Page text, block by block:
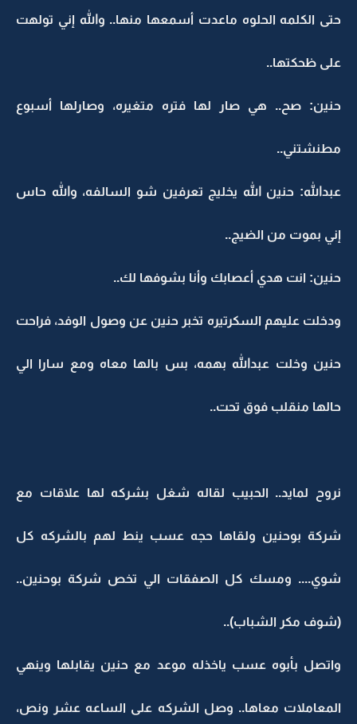
حتى الكلمه الحلوه ماعدت أسمعها منها.. والله إني تولهت
على ظحكتها..
حنين: صح.. هي صار لها فتره متغيره، وصارلها أسبوع
مطنشتني..
عبدالله: حنين الله يخليج تعرفين شو السالفه، والله حاس
إني بموت من الضيج..
حنين: انت هدي أعصابك وأنا بشوفها لك..
ودخلت عليهم السكرتيره تخبر حنين عن وصول الوفد، فراحت
حنين وخلت عبدالله بهمه، بس بالها معاه ومع سارا الي
حالها منقلب فوق تحت..
نروح لمايد.. الحبيب لقاله شغل بشركه لها علاقات مع
شركة بوحنين ولقاها حجه عسب ينط لهم بالشركه كل
شوي.... ومسك كل الصفقات الي تخص شركة بوحنين..
(شوف مكر الشباب)..
واتصل بأبوه عسب ياخذله موعد مع حنين يقابلها وينهي
المعاملات معاها.. وصل الشركه على الساعه عشر ونص،